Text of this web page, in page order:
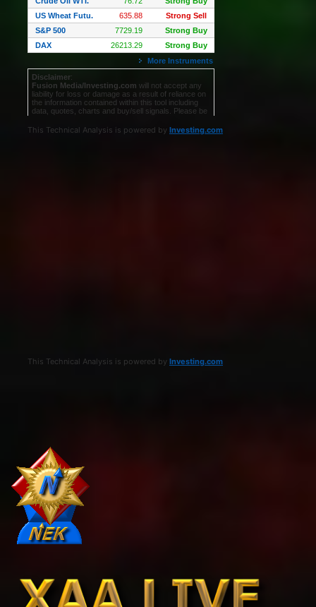
This Technical Analysis is powered by Investing.com
This Technical Analysis is powered by Investing.com